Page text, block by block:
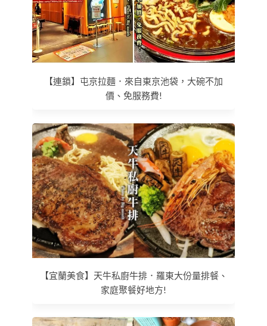
【連鎖】屯京拉麵．來自東京池袋，大碗不加
價、免服務費!
【宜蘭美食】天牛私廚牛排．羅東大份量排餐、
家庭聚餐好地方!